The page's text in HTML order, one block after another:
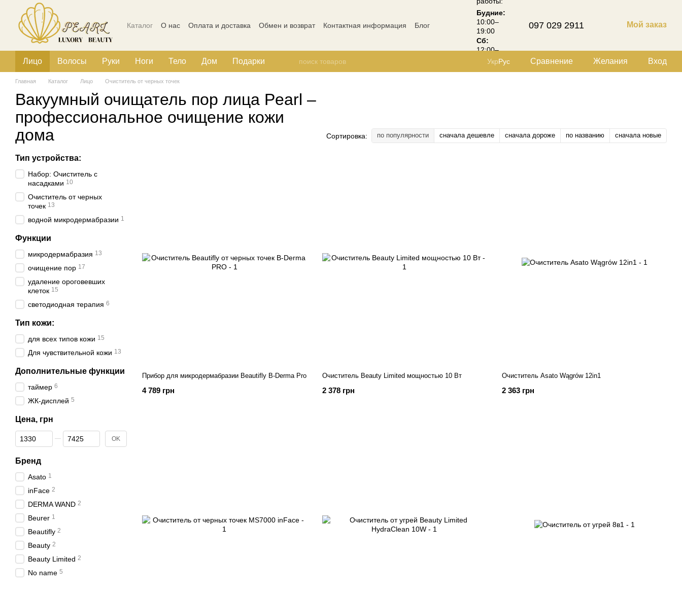
Перейти к основному контенту
Каталог О нас Оплата и доставка Обмен и возврат Контактная информация
Блог
Будние:
10:00–
19:00
Сб:
12:00–
18:00
097 029 2911 Мой заказ
Лицо Волосы Руки Ноги Тело Дом Подарки УкрРус Сравнение Желания Вход
Главная Каталог Лицо Очиститель от черных точек
Вакуумный очищатель пор лица Pearl –
профессиональное очищение кожи
дома
Сортировка: по популярности сначала дешевле сначала дороже по названию сначала новые
Прибор для микродермабразии Beautifly B-Derma Pro
4 789 грн
Очиститель Beauty Limited мощностью 10 Вт
2 378 грн
Очиститель Asato Wągrów 12in1
2 363 грн
Тип устройства:
Набор: Очиститель с
насадками 10
Очиститель от черных
точек 13
водной микродермабразии 1
Функции
микродермабразия 13
очищение пор 17
удаление ороговевших
клеток 15
светодиодная терапия 6
Тип кожи:
для всех типов кожи 15
Для чувствительной кожи 13
Дополнительные функции
таймер 6
ЖК-дисплей 5
Цена, грн
От Цена, грн
До Цена, грн OK
Бренд
Asato 1
inFace 2
DERMA WAND 2
Beurer 1
Beautifly 2
Beauty 2
Beauty Limited 2
No name 5